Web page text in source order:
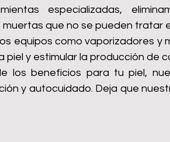
especializadas,
que no se pueden tratar
equipos como vaporizadores y
piel y estimular la producción de
los beneficios para tu piel,
y autocuidado. Deja que